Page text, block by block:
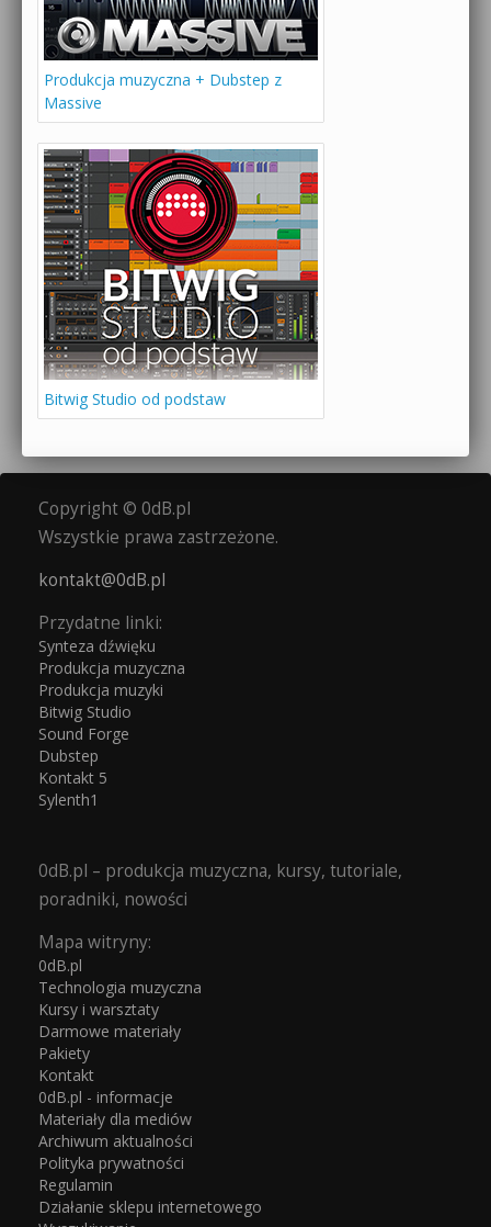
Produkcja muzyczna + Dubstep z
Massive
Bitwig Studio od podstaw
Copyright © 0dB.pl
Wszystkie prawa zastrzeżone.
kontakt@0dB.pl
Przydatne linki:
Synteza dźwięku
Produkcja muzyczna
Produkcja muzyki
Bitwig Studio
Sound Forge
Dubstep
Kontakt 5
Sylenth1
0dB.pl – produkcja muzyczna, kursy, tutoriale,
poradniki, nowości
Mapa witryny:
0dB.pl
Technologia muzyczna
Kursy i warsztaty
Darmowe materiały
Pakiety
Kontakt
0dB.pl - informacje
Materiały dla mediów
Archiwum aktualności
Polityka prywatności
Regulamin
Działanie sklepu internetowego